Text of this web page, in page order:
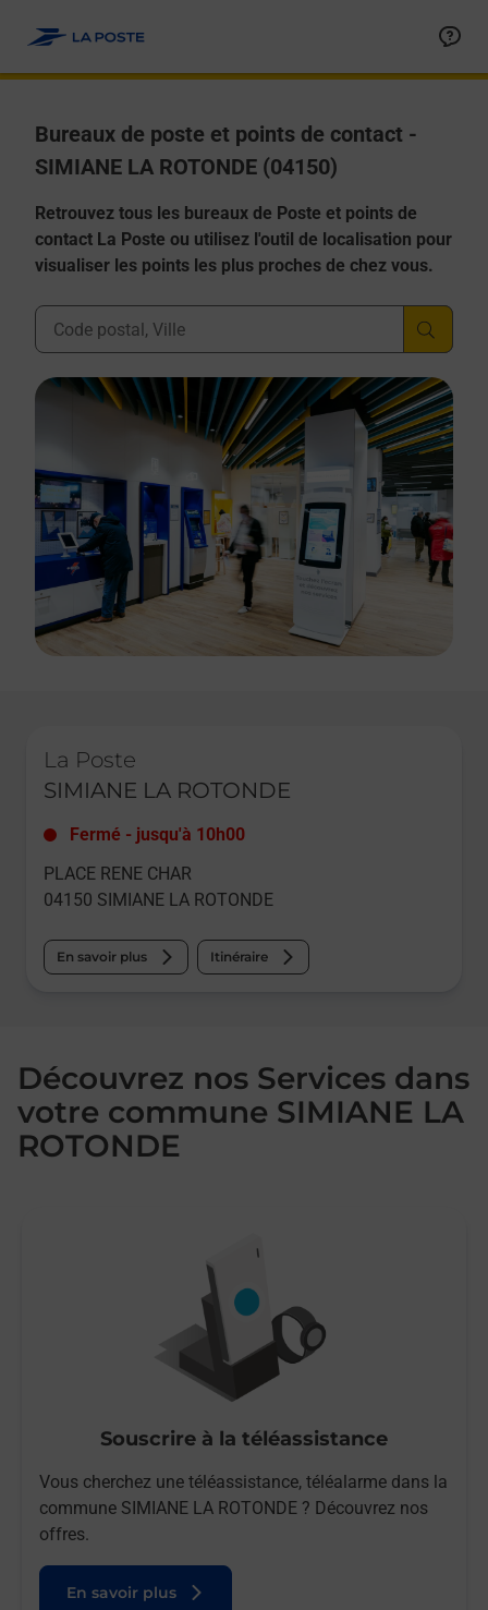
Bureaux de poste et points de contact -
SIMIANE LA ROTONDE (04150)
Retrouvez tous les bureaux de Poste et points de
contact La Poste ou utilisez l'outil de localisation pour
visualiser les points les plus proches de chez vous.
Ville, Département, Code Postal
La Poste
SIMIANE LA ROTONDE
Fermé - jusqu'à 10h00
PLACE RENE CHAR
04150 SIMIANE LA ROTONDE
En savoir plus Itinéraire
Découvrez nos Services dans
votre commune SIMIANE LA
ROTONDE
Souscrire à la téléassistance
Vous cherchez une téléassistance, téléalarme dans la
commune SIMIANE LA ROTONDE ? Découvrez nos
offres.
En savoir plus